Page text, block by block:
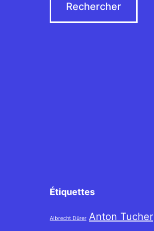
Étiquettes
Albrecht Dürer Anton Tucher